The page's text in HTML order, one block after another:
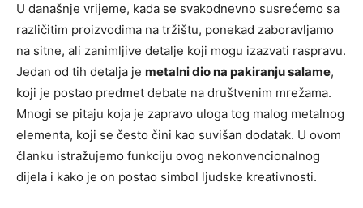
U današnje vrijeme, kada se svakodnevno susrećemo sa
različitim proizvodima na tržištu, ponekad zaboravljamo
na sitne, ali zanimljive detalje koji mogu izazvati raspravu.
Jedan od tih detalja je metalni dio na pakiranju salame,
koji je postao predmet debate na društvenim mrežama.
Mnogi se pitaju koja je zapravo uloga tog malog metalnog
elementa, koji se često čini kao suvišan dodatak. U ovom
članku istražujemo funkciju ovog nekonvencionalnog
dijela i kako je on postao simbol ljudske kreativnosti.